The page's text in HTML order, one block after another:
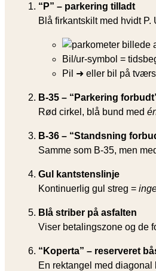
“P” – parkering tilladt
Blå firkantskilt med hvidt
billede
Bil/ur-symbol =
Pil ➜ eller bil på
B-35 – “Parkering
Rød cirkel, blå bund med
B-36 – “Standsning
Samme som B-35, men
Gul kantstenslinje
Kontinuerlig gul streg =
Blå striber på asfalten
Viser betalingszone og de
“Koperta” – reserveret
En rektangel med